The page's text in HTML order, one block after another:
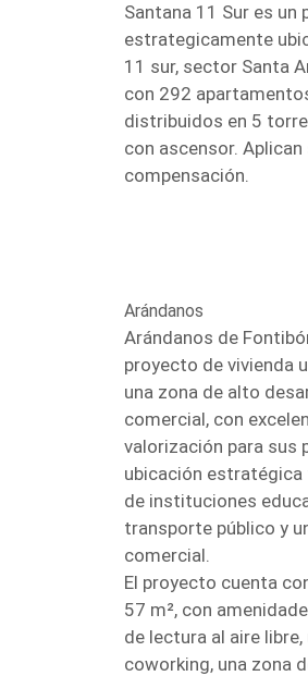
Santana 11 Sur es un
estrategicamente
11 sur, sector Santa
con 292
distribuidos en 5
con ascensor.
compensación.
Arándanos
Arándanos de
proyecto de vivienda
una zona de alto
comercial, con
valorización para sus
ubicación
de instituciones
transporte público y
comercial.
El proyecto cuenta
57 m², con
de lectura al aire
coworking, una zona